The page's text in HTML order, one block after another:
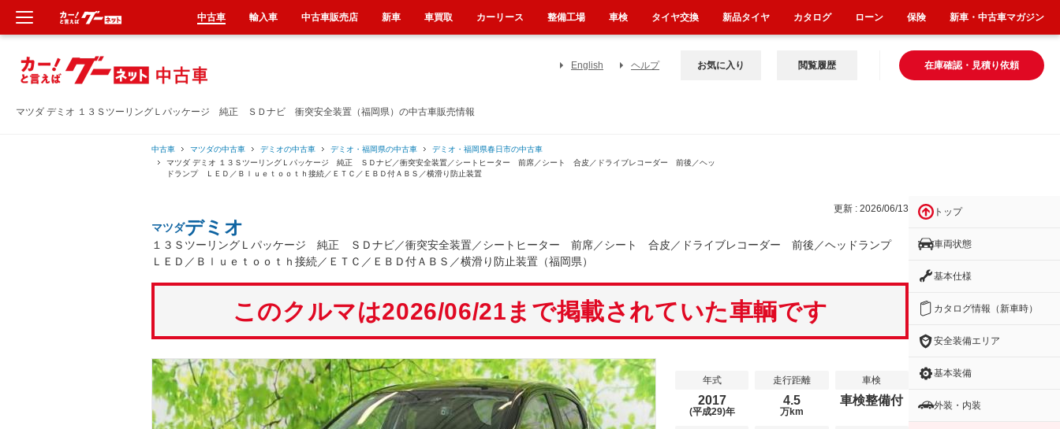
マツダ デミオ １３ＳツーリングＬパッケージ 純正 ＳＤナビ 衝突安全装置（福岡県）の中古車販売情報
English ヘルプ 在庫確認・見積り依頼
お気に入り 閲覧履歴
中古車 マツダの中古車 デミオの中古車 デミオ・福岡県の中古車
デミオ・福岡県春日市の中古車
マツダ デミオ １３ＳツーリングＬパッケージ 純正 ＳＤナビ／衝突安全装置／シートヒーター 前席／シート 合皮／ドライブレコーダー 前後／ヘッ
ドランプ ＬＥＤ／Ｂｌｕｅｔｏｏｔｈ接続／ＥＴＣ／ＥＢＤ付ＡＢＳ／横滑り防止装置
更新 : 2026/06/13
マツダデミオ
１３ＳツーリングＬパッケージ 純正 ＳＤナビ／衝突安全装置／シートヒーター 前席／シート 合皮／ドライブレコーダー 前後／ヘッドランプ
ＬＥＤ／Ｂｌｕｅｔｏｏｔｈ接続／ＥＴＣ／ＥＢＤ付ＡＢＳ／横滑り防止装置（福岡県）
このクルマは2026/06/21まで掲載されていた車輌です
年式
2017
(平成29)年
走行距離
4.5
万km
車検
車検整備付
トップ
車両状態
基本仕様
カタログ情報（新車時）
安全装備エリア
基本装備
外装・内装
中古車 輸入車 中古車販売店 新車 車買取 カーリース 整備工場 車検 タイヤ交換 新品タイヤ カタログ ローン 保険 新車・中古車マガジン
新車
中古車